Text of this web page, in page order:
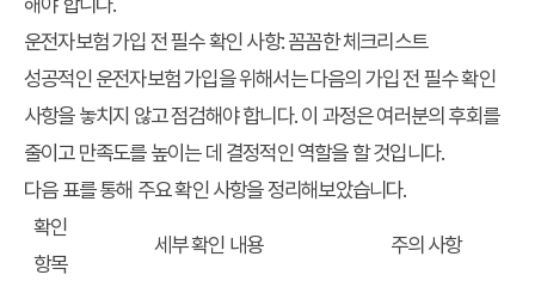
운전자보험 가입 전 필수 확인 사항: 꼼꼼한 체크리스트
성공적인 운전자보험 가입을 위해서는 다음의 가입 전 필수 확인
사항을 놓치지 않고 점검해야 합니다. 이 과정은 여러분의 후회를
줄이고 만족도를 높이는 데 결정적인 역할을 할 것입니다.
다음 표를 통해 주요 확인 사항을 정리해보았습니다.
확인
항목
세부 확인 내용 주의 사항